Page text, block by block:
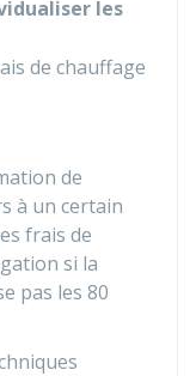
les
de chauffage
de
à un certain
frais de
si la
pas les 80